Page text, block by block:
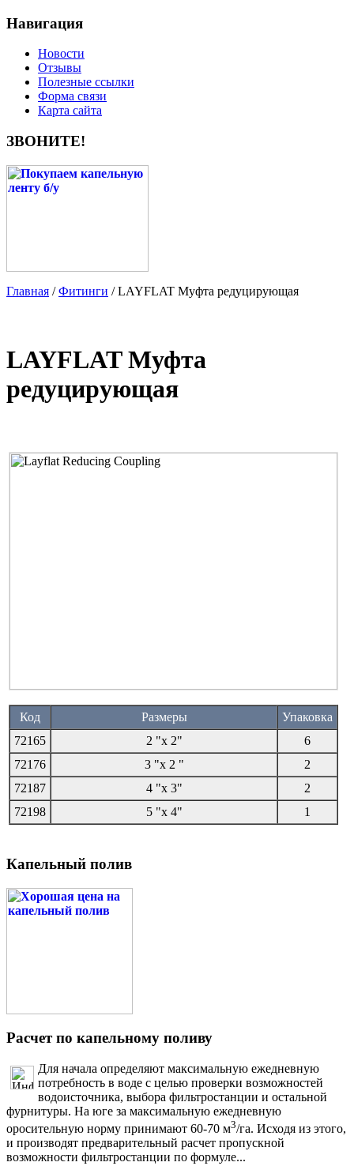
Навигация
Новости
Отзывы
Полезные ссылки
Форма связи
Карта сайта
ЗВОНИТЕ!
Главная /Фитинги / LAYFLAT Муфта редуцирующая
LAYFLAT Муфта
редуцирующая
Код Размеры
Упаковка
72165
2 "х 2"
6
72176
3 "х 2 "
2
72187
4 "х 3"
2
72198
5 "х 4" 1
Капельный полив
Расчет по капельному поливу
Для начала определяют максимальную ежедневную
потребность в воде с целью проверки возможностей
водоисточника, выбора фильтростанции и остальной
фурнитуры. На юге за максимальную ежедневную
оросительную норму принимают 60-70 м3/га. Исходя из этого,
и производят предварительный расчет пропускной
возможности фильтростанции по формуле...